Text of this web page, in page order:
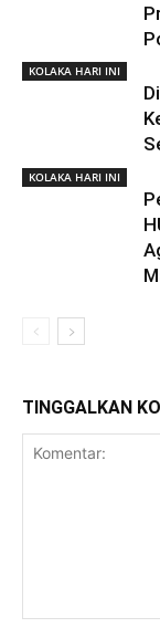
KOLAKA HARI INI
KOLAKA HARI INI
TINGGALKAN